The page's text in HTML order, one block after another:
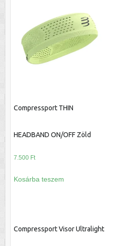
Compressport THIN
HEADBAND ON/OFF Zöld
7.500 Ft
Kosárba teszem
Compressport Visor Ultralight